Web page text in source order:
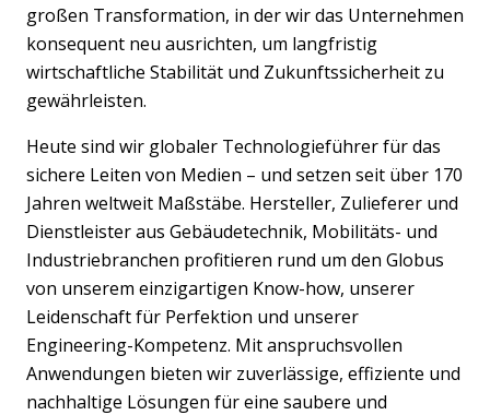
großen Transformation, in der wir das Unternehmen
konsequent neu ausrichten, um langfristig
wirtschaftliche Stabilität und Zukunftssicherheit zu
gewährleisten.
Heute sind wir globaler Technologieführer für das
sichere Leiten von Medien – und setzen seit über 170
Jahren weltweit Maßstäbe. Hersteller, Zulieferer und
Dienstleister aus Gebäudetechnik, Mobilitäts- und
Industriebranchen profitieren rund um den Globus
von unserem einzigartigen Know-how, unserer
Leidenschaft für Perfektion und unserer
Engineering-Kompetenz. Mit anspruchsvollen
Anwendungen bieten wir zuverlässige, effiziente und
nachhaltige Lösungen für eine saubere und